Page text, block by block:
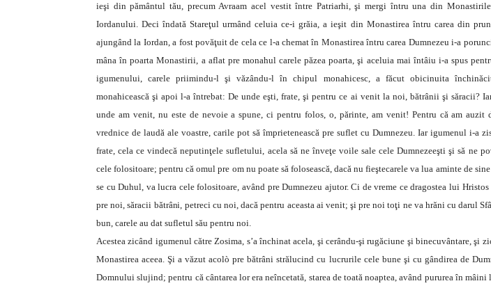
ieşi din pământul tău, precum Avraam acel vestit între Patriarhi, şi mergi întru una din
Iordanului. Deci îndată Stareţul urmând celuia ce-i grăia, a ieşit din Monastirea întru carea din
ajungând la Iordan, a fost povăţuit de cela ce l-a chemat în Monastirea întru carea Dumnezeu i-a
mâna în poarta Monastirii, a aflat pre monahul carele păzea poarta, şi aceluia mai întâiu i-a spus
igumenului, carele priimindu-l şi văzându-l în chipul monahicesc, a făcut obicinuita
monahicească şi apoi l-a întrebat: De unde eşti, frate, şi pentru ce ai venit la noi, bătrânii şi săracii?
unde am venit, nu este de nevoie a spune, ci pentru folos, o, părinte, am venit! Pentru că am auzit
vrednice de laudă ale voastre, carile pot să împrietenească pre suflet cu Dumnezeu. Iar igumenul i-a
frate, cela ce vindecă neputinţele sufletului, acela să ne înveţe voile sale cele Dumnezeeşti şi să ne
cele folositoare; pentru că omul pre om nu poate să folosească, dacă nu fieştecarele va lua aminte de
se cu Duhul, va lucra cele folositoare, având pre Dumnezeu ajutor. Ci de vreme ce dragostea lui
pre noi, săracii bătrâni, petreci cu noi, dacă pentru aceasta ai venit; şi pre noi toţi ne va hrăni cu darul
bun, carele au dat sufletul său pentru noi.
Acestea zicând igumenul către Zosima, s’a închinat acela, şi cerându-şi rugăciune şi binecuvântare, şi
Monastirea aceea. Şi a văzut acolò pre bătrâni strălucind cu lucrurile cele bune şi cu gândirea de
Domnului slujind; pentru că cântarea lor era neîncetată, starea de toată noaptea, având pururea în